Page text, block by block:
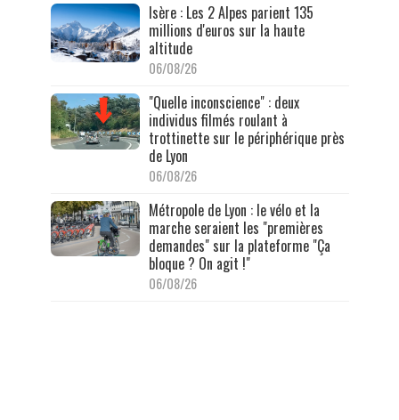
Isère : Les 2 Alpes parient 135
millions d'euros sur la haute
altitude
06/08/26
"Quelle inconscience" : deux
individus filmés roulant à
trottinette sur le périphérique près
de Lyon
06/08/26
Métropole de Lyon : le vélo et la
marche seraient les "premières
demandes" sur la plateforme "Ça
bloque ? On agit !"
06/08/26